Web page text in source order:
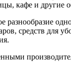
кафе и другие
разнообразие
средств для